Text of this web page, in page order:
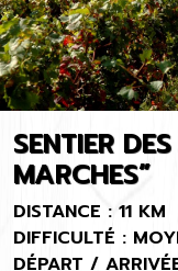
SENTIER
MARCHES”
DISTANCE : 11 KM
DIFFICULTÉ :
DÉPART /